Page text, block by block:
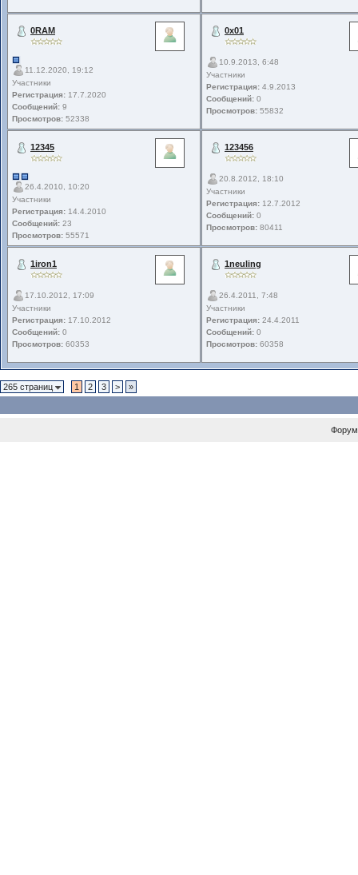
0RAM
11.12.2020, 19:12
Участники
Регистрация: 17.7.2020
Сообщений: 9
Просмотров: 52338
0x01
10.9.2013, 6:48
Участники
Регистрация: 4.9.2013
Сообщений: 0
Просмотров: 55832
12345
26.4.2010, 10:20
Участники
Регистрация: 14.4.2010
Сообщений: 23
Просмотров: 55571
123456
20.8.2012, 18:10
Участники
Регистрация: 12.7.2012
Сообщений: 0
Просмотров: 80411
1iron1
17.10.2012, 17:09
Участники
Регистрация: 17.10.2012
Сообщений: 0
Просмотров: 60353
1neuling
26.4.2011, 7:48
Участники
Регистрация: 24.4.2011
Сообщений: 0
Просмотров: 60358
265 страниц 1 2 3 > »
Форум